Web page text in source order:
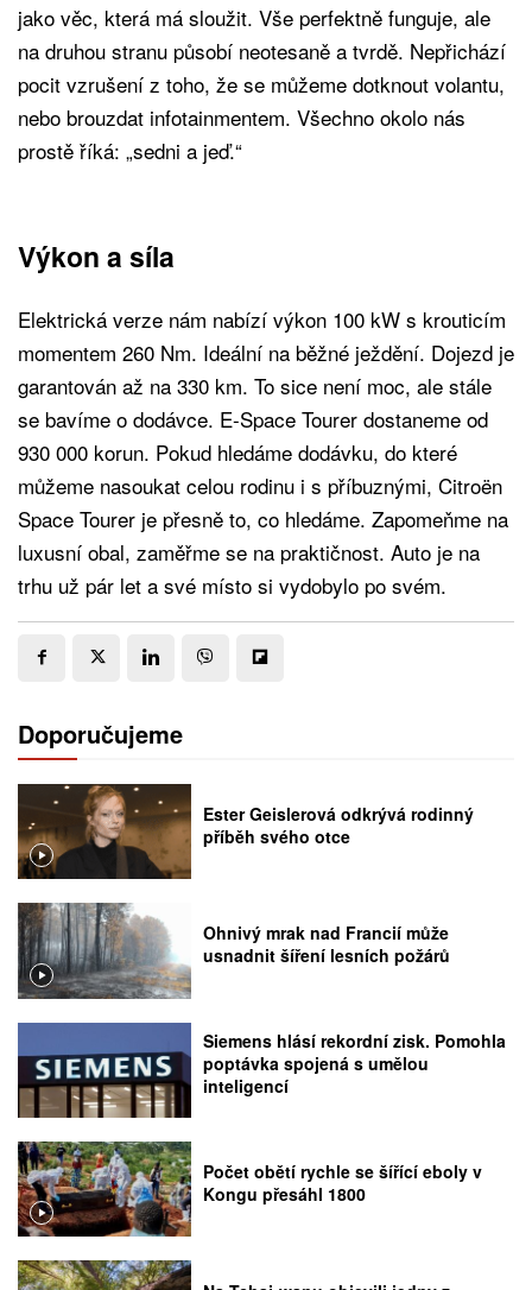
jako věc, která má sloužit. Vše perfektně funguje, ale
na druhou stranu působí neotesaně a tvrdě. Nepřichází
pocit vzrušení z toho, že se můžeme dotknout volantu,
nebo brouzdat infotainmentem. Všechno okolo nás
prostě říká: „sedni a jeď.“
Výkon a síla
Elektrická verze nám nabízí výkon 100 kW s krouticím
momentem 260 Nm. Ideální na běžné ježdění. Dojezd je
garantován až na 330 km. To sice není moc, ale stále
se bavíme o dodávce. E-Space Tourer dostaneme od
930 000 korun. Pokud hledáme dodávku, do které
můžeme nasoukat celou rodinu i s příbuznými, Citroën
Space Tourer je přesně to, co hledáme. Zapomeňme na
luxusní obal, zaměřme se na praktičnost. Auto je na
trhu už pár let a své místo si vydobylo po svém.
Doporučujeme
Ester Geislerová odkrývá rodinný
příběh svého otce
Ohnivý mrak nad Francií může
usnadnit šíření lesních požárů
Siemens hlásí rekordní zisk. Pomohla
poptávka spojená s umělou
inteligencí
Počet obětí rychle se šířící eboly v
Kongu přesáhl 1800